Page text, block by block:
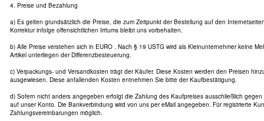
4. Preise und Bezahlung
a) Es gelten grundsätzlich die Preise, die zum Zeitpunkt der Bestellung auf den
Korrektur infolge offensichtlichen Irrtums bleibt uns vorbehalten.
b) Alle Preise verstehen sich in EURO . Nach § 19 USTG wird als Kleinunternehmer keine
Artikel unterliegen der Differenzbesteuerung.
c) Verpackungs- und Versandkosten trägt der Käufer. Diese Kosten werden den Preisen
ausgewiesen. Diese anfallenden Kosten entnehmen Sie bitte der Kaufbestätigung.
d) Sofern nicht anders angegeben erfolgt die Zahlung des Kaufpreises ausschließlich gegen
auf unser Konto. Die Bankverbindung wird von uns per eMail angegeben. Für registrierte
Zahlungsvereinbarungen möglich.